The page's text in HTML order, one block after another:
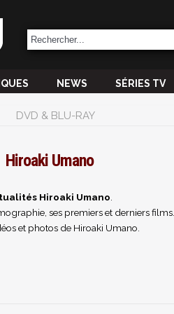
NEWS SÉRIES TV
DVD & BLU-RAY
Hiroaki Umano
Hiroaki Umano
ses premiers et derniers films.
et photos de Hiroaki Umano.